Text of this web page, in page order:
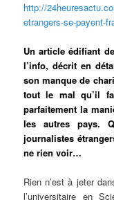
http://
etrangers-se-payent-
Un article édifiant
l’info, décrit en
son manque de
tout le mal qu’il
parfaitement la
les autres pays.
journalistes
ne rien voir…
Rien n’est à jeter
l’universitaire en